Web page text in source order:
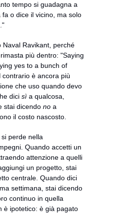
tempo si guadagna a
o dice il vicino, ma solo
Naval Ravikant, perché
più dentro: "Saying
yes to a bunch of
è ancora più
che uso quando devo
dici sì a qualcosa,
stai dicendo no a
il costo nascosto.
perde nella
Quando accetti un
attenzione a quelli
un progetto, stai
centrale. Quando dici
settimana, stai dicendo
continuo in quella
è ipotetico: è già pagato